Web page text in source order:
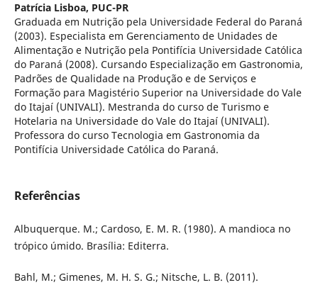
Patrícia Lisboa, PUC-PR
Graduada em Nutrição pela Universidade Federal do Paraná
(2003). Especialista em Gerenciamento de Unidades de
Alimentação e Nutrição pela Pontifícia Universidade Católica
do Paraná (2008). Cursando Especialização em Gastronomia,
Padrões de Qualidade na Produção e de Serviços e
Formação para Magistério Superior na Universidade do Vale
do Itajaí (UNIVALI). Mestranda do curso de Turismo e
Hotelaria na Universidade do Vale do Itajaí (UNIVALI).
Professora do curso Tecnologia em Gastronomia da
Pontifícia Universidade Católica do Paraná.
Referências
Albuquerque. M.; Cardoso, E. M. R. (1980). A mandioca no
trópico úmido. Brasília: Editerra.
Bahl, M.; Gimenes, M. H. S. G.; Nitsche, L. B. (2011).